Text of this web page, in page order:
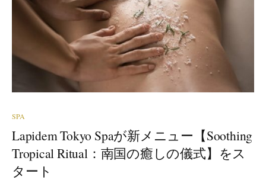
SPA
Lapidem Tokyo Spaが新メニュー【Soothing
Tropical Ritual：南国の癒しの儀式】をス
タート